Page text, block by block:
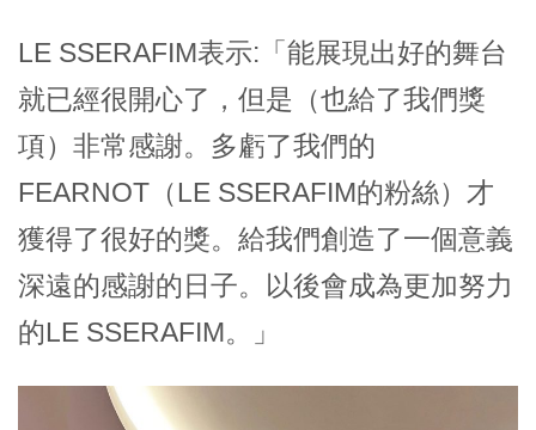
LE SSERAFIM表示:「能展現出好的舞台
就已經很開心了，但是（也給了我們獎
項）非常感謝。多虧了我們的
FEARNOT（LE SSERAFIM的粉絲）才
獲得了很好的獎。給我們創造了一個意義
深遠的感謝的日子。以後會成為更加努力
的LE SSERAFIM。」